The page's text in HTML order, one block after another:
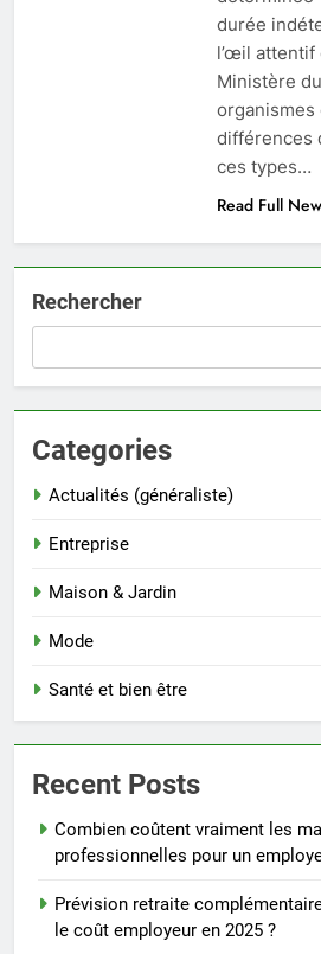
durée
l’œil attentif
Ministère
organismes
différences
ces types…
Read Full
Rechercher
Categories
Actualités (généraliste)
Entreprise
Maison & Jardin
Mode
Santé et bien être
Recent Posts
Combien coûtent vraiment les
professionnelles pour un
Prévision retraite
le coût employeur en 2025 ?